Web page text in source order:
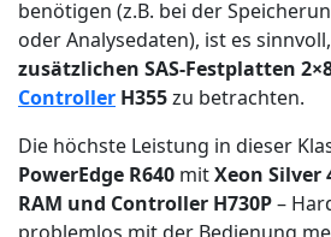
benötigen (z.B. bei der
oder Analysedaten), ist es sinnvoll,
zusätzlichen SAS-Festplatten
Controller H355zu betrachten.
Die höchste Leistung in dieser
PowerEdge R640 mitXeon Silver
RAM und Controller H730P–